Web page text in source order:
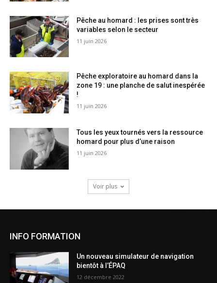
Pêche au homard : les prises sont très
variables selon le secteur
11 juin 2026
Pêche exploratoire au homard dans la
zone 19 : une planche de salut inespérée
!
11 juin 2026
Tous les yeux tournés vers la ressource
homard pour plus d’une raison
11 juin 2026
Voir plus
INFO FORMATION
Un nouveau simulateur de navigation
bientôt à l’ÉPAQ
12 décembre 2022